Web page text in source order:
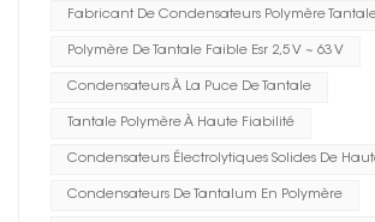
Fabricant De Condensateurs Polymère
Polymère De Tantale Faible Esr 2,5 V ~ 63 V
Condensateurs À La Puce De Tantale
Tantale Polymère À Haute Fiabilité
Condensateurs Électrolytiques Solides De
Condensateurs De Tantalum En Polymère